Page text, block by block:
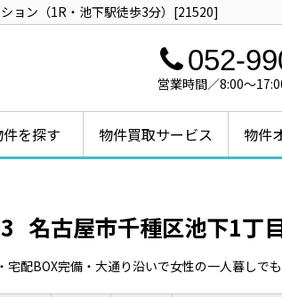
ョン（1R・池下駅徒歩3分）[21520]
052-
営業時間／8:00～
を探す 物件買取サービス 物件
名古屋市千種区池下1丁
配BOX完備・大通り沿いで女性の一人暮しで